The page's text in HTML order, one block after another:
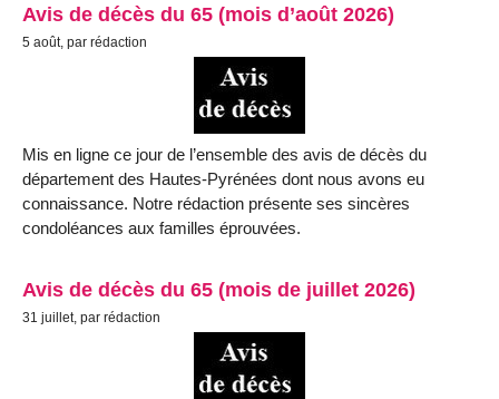
Avis de décès du 65 (mois d’août 2026)
5 août, par rédaction
Mis en ligne ce jour de l’ensemble des avis de décès du
département des Hautes-Pyrénées dont nous avons eu
connaissance. Notre rédaction présente ses sincères
condoléances aux familles éprouvées.
Avis de décès du 65 (mois de juillet 2026)
31 juillet, par rédaction